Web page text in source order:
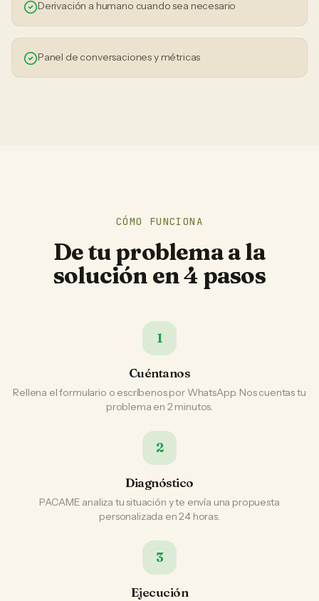
Derivación a humano cuando sea necesario
Panel de conversaciones y métricas
CÓMO FUNCIONA
De tu problema a la
solución en 4 pasos
1
Cuéntanos
Rellena el formulario o escríbenos por WhatsApp. Nos cuentas tu
problema en 2 minutos.
2
Diagnóstico
PACAME analiza tu situación y te envía una propuesta
personalizada en 24 horas.
3
Ejecución